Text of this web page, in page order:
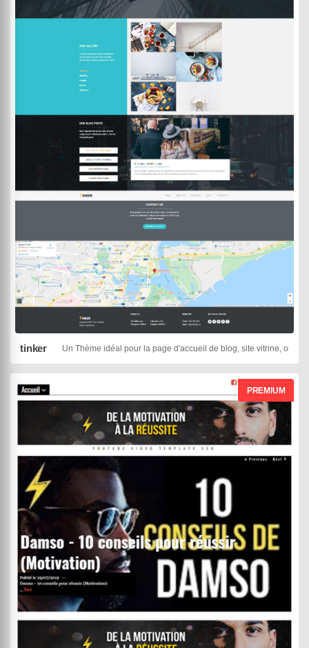
tinker Un Thème idéal pour la page d'accueil de blog, site vitrine, one
DEMO
ACHETER
PREMIUM
Withemes Black Panda
ACHETER
02 août 2019